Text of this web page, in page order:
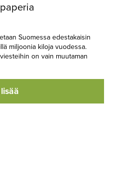
Suomessa edestakaisin
miljoonia kiloja vuodessa.
on vain muutaman